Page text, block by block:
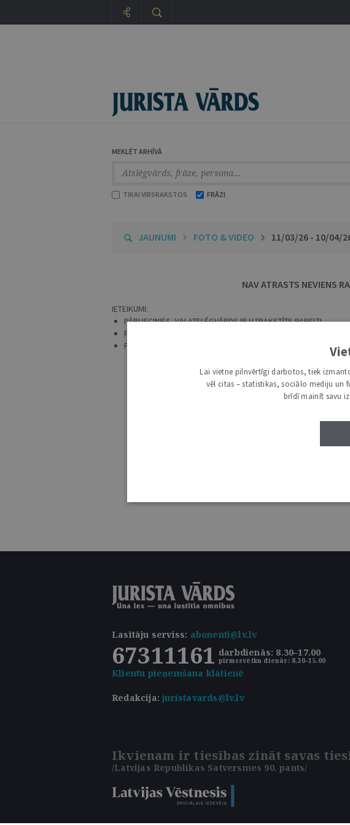
MEKLĒT ARHĪVĀ
TIKAI VIRSRAKSTOS FRĀZI
JAUNUMI FOTO & VIDEO 11/03/26 - 10/04/
NAV ATRASTS NEVIENS
IETEIKUMI:
PĀRLIECINIES, VAI ATSLĒGVĀRDS IR UZRAKSTĪTS PAREIZI.
PRECIZĒ MEKLĒŠANAS PIEPRASĪJUMU.
PĀRBAUDI, VAI IR IZVĒLĒTS ATBILSTOŠS MEKLĒŠANAS LAUKS.
Lasītāju serviss: abonenti@lv.lv
67311161 darbdienās: 8.30–17.00
pirmssvētku dienās: 8.30–15.00
Klientu pieņemšana klātienē
Redakcija:juristavards@lv.lv
Ikvienam ir tiesības zināt savas
/Latvijas Republikas Satversmes 90. pants/
Lai vietne pilnvērtīgi darbotos, tiek
vēl citas – statistikas, sociālo mediju un
brīdī mainīt savu